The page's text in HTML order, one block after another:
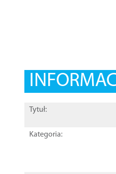
Tytuł:
Kategoria: